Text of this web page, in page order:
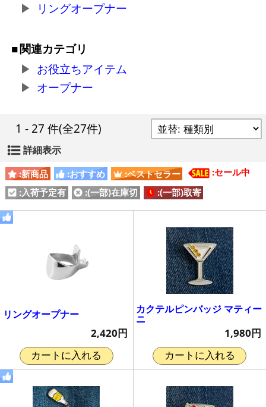
リングオープナー
関連カテゴリ
お役立ちアイテム
オープナー
1 - 27 件(全27件)
詳細表示
:新商品 :おすすめ :ベストセラー
:セール中
:入荷予定有
:(一部)在庫切 :(一部)取寄
リングオープナー
2,420円
カートに入れる
カクテルピンバッジ マティー
ニ
1,980円
カートに入れる